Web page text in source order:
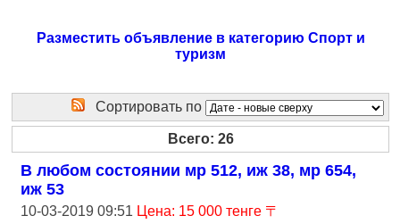
Разместить объявление в категорию Спорт и
туризм
Сортировать по
Всего: 26
В любом состоянии мр 512, иж 38, мр 654,
иж 53
10-03-2019 09:51 Цена: 15 000 тенге 〒